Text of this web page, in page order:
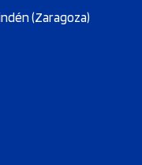
(Zaragoza)